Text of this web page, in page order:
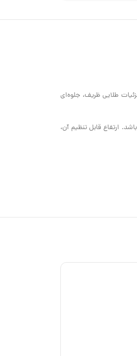
طلایی ظریف، جلوه‌ای
ارتفاع قابل تنظیم آن،